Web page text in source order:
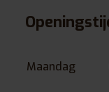
Maandag